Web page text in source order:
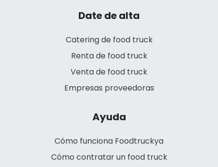
Date de alta
Catering de food truck
Renta de food truck
Venta de food truck
Empresas proveedoras
Ayuda
Cómo funciona Foodtruckya
Cómo contratar un food truck